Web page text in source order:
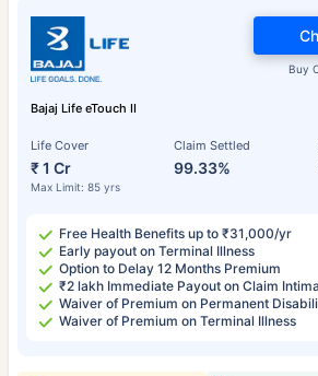
Bajaj Life eTouch II
Life Cover
₹ 1 Cr
Max Limit: 85 yrs
Claim Settled
99.33%
Buy
Free Health Benefits up to ₹31,000/yr
Early payout on Terminal Illness
Option to Delay 12 Months Premium
₹2 lakh Immediate Payout on Claim
Waiver of Premium on Permanent
Waiver of Premium on Terminal Illness